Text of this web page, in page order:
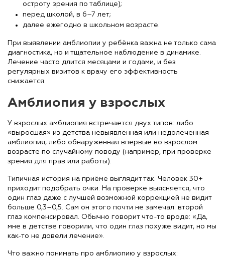
остроту зрения по таблице);
перед школой, в 6–7 лет;
далее ежегодно в школьном возрасте.
При выявлении амблиопии у ребёнка важна не только сама
диагностика, но и тщательное наблюдение в динамике.
Лечение часто длится месяцами и годами, и без
регулярных визитов к врачу его эффективность
снижается.
Амблиопия у взрослых
У взрослых амблиопия встречается двух типов: либо
«выросшая» из детства невыявленная или недолеченная
амблиопия, либо обнаруженная впервые во взрослом
возрасте по случайному поводу (например, при проверке
зрения для прав или работы).
Типичная история на приёме выглядит так. Человек 30+
приходит подобрать очки. На проверке выясняется, что
один глаз даже с лучшей возможной коррекцией не видит
больше 0,3–0,5. Сам он этого почти не замечал: второй
глаз компенсировал. Обычно говорит что-то вроде: «Да,
мне в детстве говорили, что один глаз похуже видит, но мы
как-то не довели лечение».
Что важно понимать про амблиопию у взрослых: